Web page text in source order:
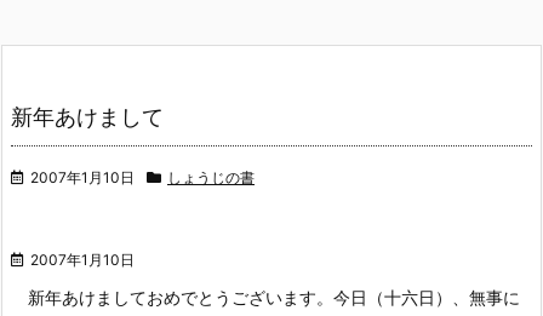
新年あけまして
2007年1月10日 しょうじの書
2007年1月10日
新年あけましておめでとうございます。今日（十六日）、無事に